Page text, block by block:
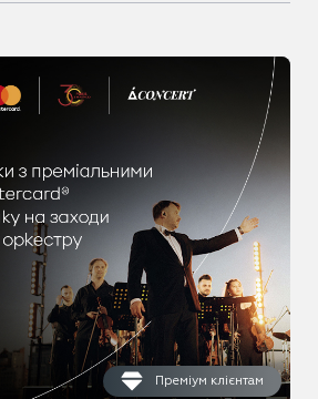
Преміум клієнтам